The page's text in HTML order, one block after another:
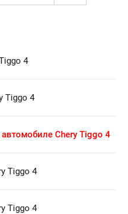
4
Tiggo 4
Chery Tiggo 4
Tiggo 4
Tiggo 4